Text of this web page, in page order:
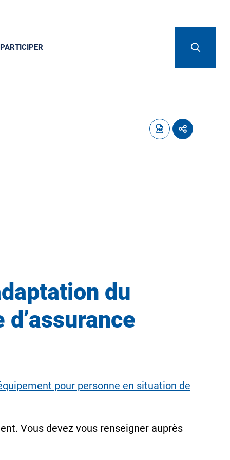
PARTICIPER
du
pour personne en situation de
Vous devez vous renseigner auprès